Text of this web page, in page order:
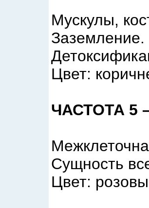
Мускулы,
Заземление.
Цвет:
ЧАСТОТА 5
Сущность
Цвет: